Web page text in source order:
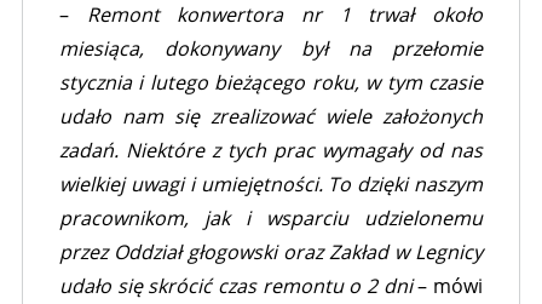
–Remont konwertora nr 1 trwał około
miesiąca, dokonywany był na przełomie
stycznia i lutego bieżącego roku, w tym czasie
udało nam się zrealizować wiele założonych
zadań. Niektóre z tych prac wymagały od nas
wielkiej uwagi i umiejętności. To dzięki naszym
pracownikom, jak i wsparciu udzielonemu
przez Oddział głogowski oraz Zakład w Legnicy
udało się skrócić czas remontu o 2 dni– mówi